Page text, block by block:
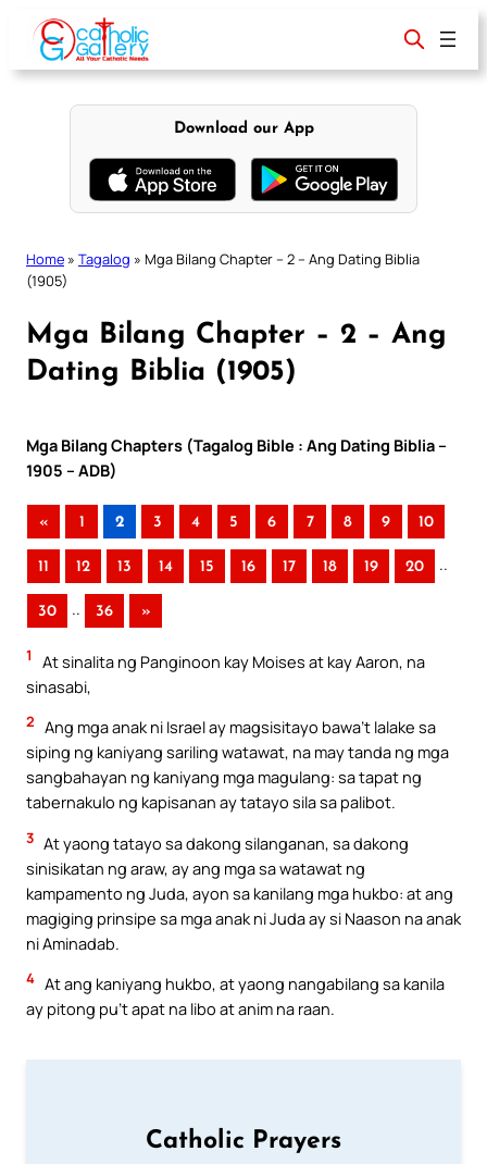
content
Download our App
Home » Tagalog » Mga Bilang Chapter – 2 – Ang Dating Biblia
(1905)
Mga Bilang Chapter – 2 – Ang
Dating Biblia (1905)
Mga Bilang Chapters (Tagalog Bible : Ang Dating Biblia –
1905 – ADB)
« 1 2 3 4 5 6 7 8 9 10
11 12 13 14 15 16 17 18 19 20 ..
30 .. 36 »
1
At sinalita ng Panginoon kay Moises at kay Aaron, na
sinasabi,
2 Ang mga anak ni Israel ay magsisitayo bawa’t lalake sa
siping ng kaniyang sariling watawat, na may tanda ng mga
sangbahayan ng kaniyang mga magulang: sa tapat ng
tabernakulo ng kapisanan ay tatayo sila sa palibot.
3 At yaong tatayo sa dakong silanganan, sa dakong
sinisikatan ng araw, ay ang mga sa watawat ng
kampamento ng Juda, ayon sa kanilang mga hukbo: at ang
magiging prinsipe sa mga anak ni Juda ay si Naason na anak
ni Aminadab.
4 At ang kaniyang hukbo, at yaong nangabilang sa kanila
ay pitong pu’t apat na libo at anim na raan.
Catholic Prayers